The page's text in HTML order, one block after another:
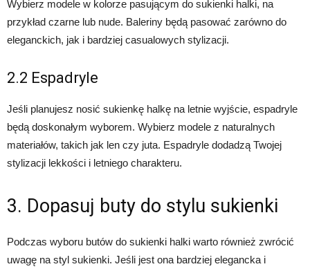
Wybierz modele w kolorze pasującym do sukienki halki, na
przykład czarne lub nude. Baleriny będą pasować zarówno do
eleganckich, jak i bardziej casualowych stylizacji.
2.2 Espadryle
Jeśli planujesz nosić sukienkę halkę na letnie wyjście, espadryle
będą doskonałym wyborem. Wybierz modele z naturalnych
materiałów, takich jak len czy juta. Espadryle dodadzą Twojej
stylizacji lekkości i letniego charakteru.
3. Dopasuj buty do stylu sukienki
Podczas wyboru butów do sukienki halki warto również zwrócić
uwagę na styl sukienki. Jeśli jest ona bardziej elegancka i